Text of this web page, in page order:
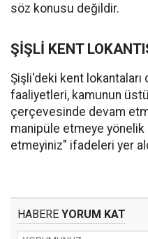
söz konusu değildir.
ŞİŞLİ KENT
Şişli'deki kent lokantaları
faaliyetleri, kamunun
çerçevesinde devam
manipüle etmeye yönelik
etmeyiniz" ifadeleri yer
HABERE YORUM KAT